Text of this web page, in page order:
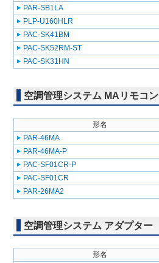
PAR-SB1LA
PLP-U160HLR
PAC-SK41BM
PAC-SK52RM-ST
PAC-SK31HN
空調管理システム MAリモコン
形名
PAR-46MA
PAR-46MA-P
PAC-SF01CR-P
PAC-SF01CR
PAR-26MA2
空調管理システム アダプター
形名